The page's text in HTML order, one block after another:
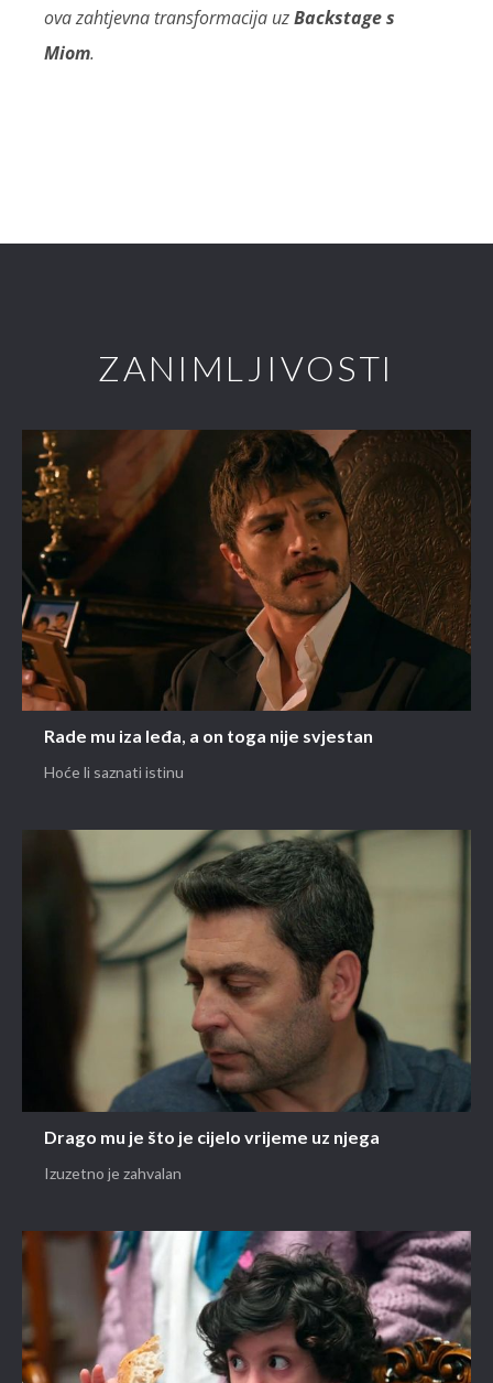
ova zahtjevna transformacija uzBackstage s
Miom.
ZANIMLJIVOSTI
Rade mu iza leđa, a on toga nije svjestan
Hoće li saznati istinu
Drago mu je što je cijelo vrijeme uz njega
Izuzetno je zahvalan